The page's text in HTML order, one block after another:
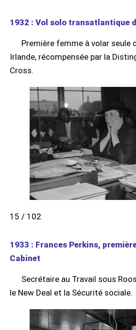
1932 : Vol solo transatlantique
Première femme à volar seule
Irlande, récompensée par la
Cross.
15 / 102
1933 : Frances Perkins,
Cabinet
Secrétaire au Travail sous
le New Deal et la Sécurité sociale.